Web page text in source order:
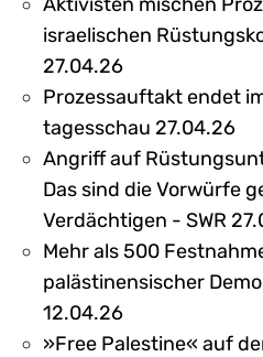
israelischen
27.04.26
Prozessauftakt endet
tagesschau 27.04.26
Angriff auf
Das sind die Vorwürfe
Verdächtigen - SWR
Mehr als 500
palästinensischer
12.04.26
»Free Palestine« auf